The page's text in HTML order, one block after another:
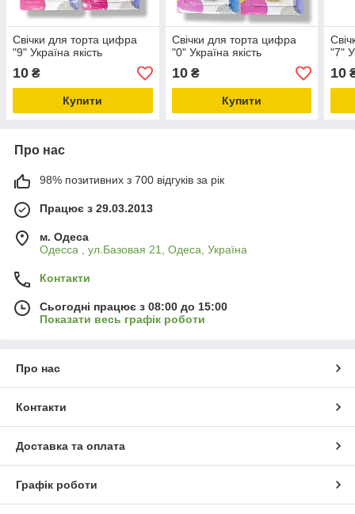
Свічки для торта цифра
"9" Україна якість
10 ₴
Купити
Свічки для торта цифра
"0" Україна якість
10₴
Купити
"7"
10
Про нас
98% позитивних з 700 відгуків за рік
Працює з 29.03.2013
м. Одеса
Одесса , ул.Базовая 21, Одеса, Україна
Контакти
Сьогодні працює з 08:00 до 15:00
Показати весь графік роботи
Про нас
Контакти
Доставка та оплата
Графік роботи